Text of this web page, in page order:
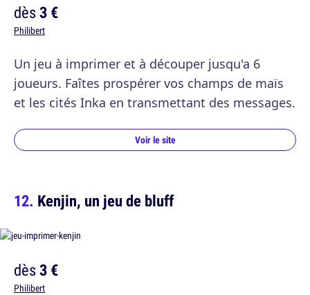
dès3 €
Philibert
Un jeu à imprimer et à découper jusqu'a 6
joueurs. Faîtes prospérer vos champs de maïs
et les cités Inka en transmettant des messages.
Voir le site
Kenjin, un jeu de bluff
dès3 €
Philibert